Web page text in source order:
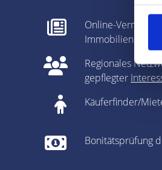
Online-
Regionales
gepflegter
Käuferfinder/
Bonitätsprüfung